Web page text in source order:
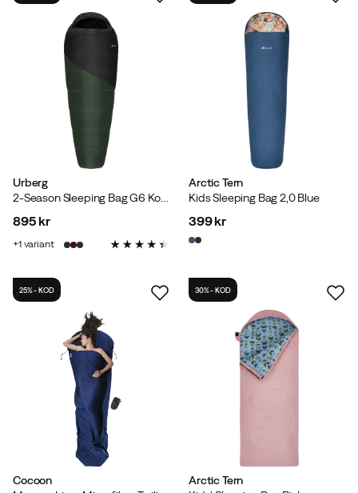
Urberg
2-Season Sleeping Bag G6 Kombu Green
price
895 kr
1 variant
Arctic Tern
Kids Sleeping Bag 2,0 Blue
price
399 kr
Cocoon
25% - KOD
Arctic Tern
30% - KOD